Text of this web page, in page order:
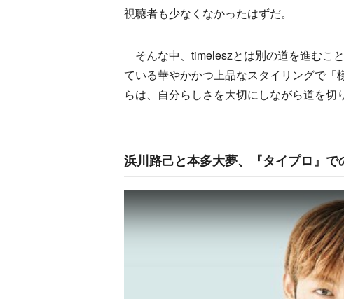
視聴者も少なくなかったはずだ。
そんな中、timeleszとは別の道を進むこ
ている華やかかつ上品なスタイリングで
らは、自分らしさを大切にしながら道を切
浜川路己と本多大夢、『タイプロ』で